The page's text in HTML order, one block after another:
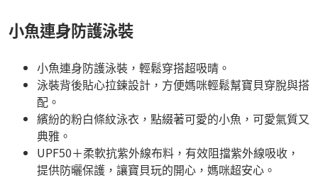
小魚連身防護泳裝
小魚連身防護泳裝，輕鬆穿搭超吸晴。
泳裝背後貼心拉鍊設計，方便媽咪輕鬆幫寶貝穿脫與搭
配。
繽紛的粉白條紋泳衣，點綴著可愛的小魚，可愛氣質又
典雅。
UPF50＋柔軟抗紫外線布料，有效阻擋紫外線吸收，
提供防曬保護，讓寶貝玩的開心，媽咪超安心。